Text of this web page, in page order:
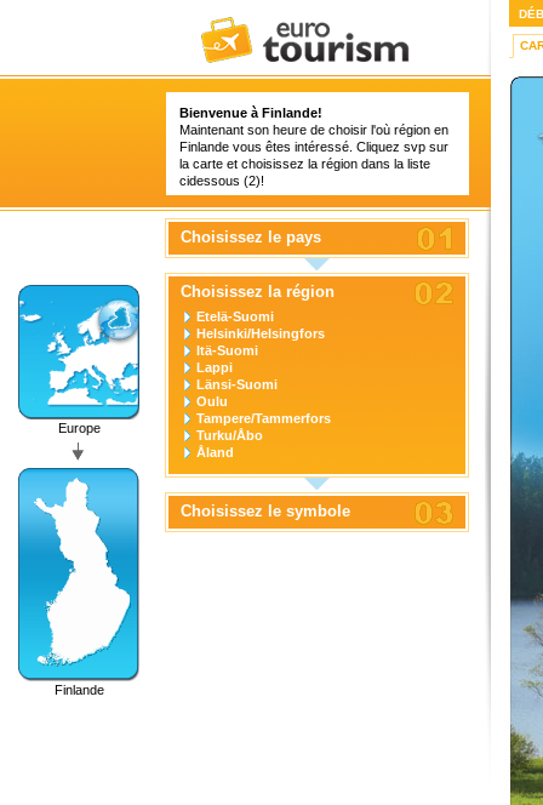
Bienvenue à Finlande!
Maintenant son heure de choisir l'où région en
Finlande vous êtes intéressé. Cliquez svp sur
la carte et choisissez la région dans la liste
cidessous (2)!
Europe
Finlande
Choisissez le pays
Choisissez la région
Etelä-Suomi
Helsinki/Helsingfors
Itä-Suomi
Lappi
Länsi-Suomi
Oulu
Tampere/Tammerfors
Turku/Åbo
Åland
Choisissez le symbole